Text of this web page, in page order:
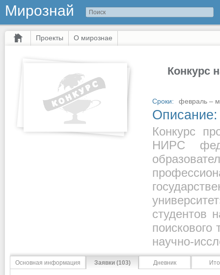
Мирознай
Проекты О мирознае
Конкурс
Сроки: февраль –
Описание:
Конкурс
НИРС
студентов
поискового
научно-
Основная информация Заявки (103) Дневник